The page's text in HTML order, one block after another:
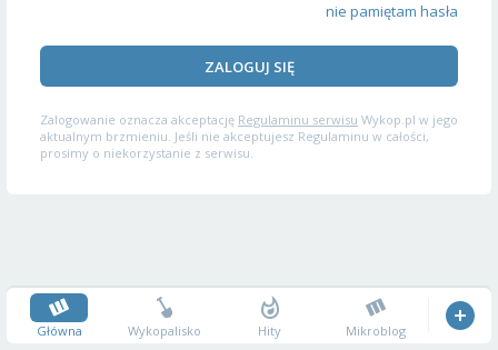
nie pamiętam hasła
ZALOGUJ SIĘ
Zalogowanie oznacza akceptację Regulaminu serwisu Wykop.pl w jego
aktualnym brzmieniu. Jeśli nie akceptujesz Regulaminu w całości,
prosimy o niekorzystanie z serwisu.
Główna Wykopalisko Hity Mikroblog